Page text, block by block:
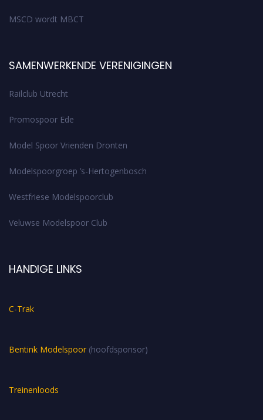
MSCD wordt MBCT
SAMENWERKENDE VERENIGINGEN
Railclub Utrecht
Promospoor Ede
Model Spoor Vrienden Dronten
Modelspoorgroep ’s-Hertogenbosch
Westfriese Modelspoorclub
Veluwse Modelspoor Club
HANDIGE LINKS
C-Trak
Bentink Modelspoor (hoofdsponsor)
Treinenloods